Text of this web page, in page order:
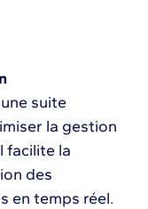
suite
la gestion
facilite la
des
en temps réel.